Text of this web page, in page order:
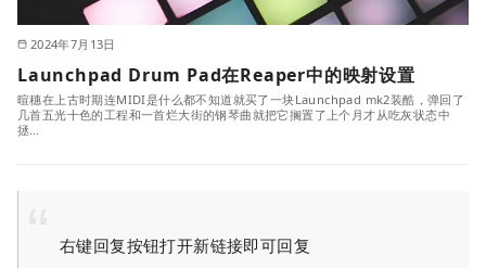
2024年7月13日
Launchpad Drum Pad在Reaper中的映射设置
暄穗在上古时期连MIDI是什么都不知道就买了一块Launchpad mk2装酷，弹回了
几首五光十色的工程和一首烂大街的钢琴曲就把它搁置了上个月才从吃灰状态中
拯…
右键回复按钮打开新链接即可回复